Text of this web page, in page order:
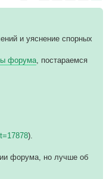
и уяснение спорных
форума , постараемся
).
форума, но лучше об